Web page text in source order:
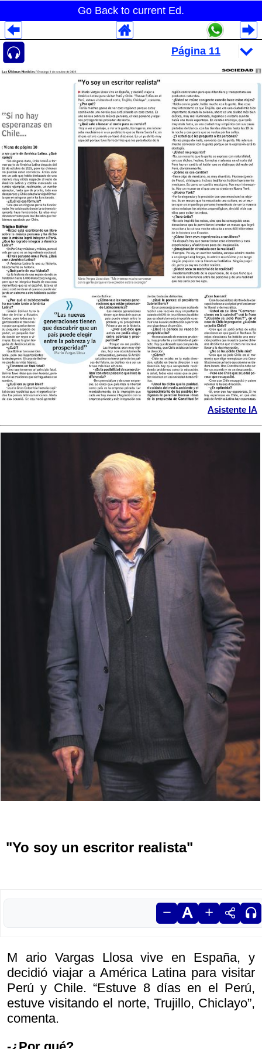
Go Back to current Ed.
Asistente IA
"Yo soy un escritor realista"
M ario Vargas Llosa vive en España, y
decidió viajar a América Latina para visitar
Perú y Chile. “Estuve 8 días en el Perú,
estuve visitando el norte, Trujillo, Chiclayo”,
comenta.
Despliegues Analytics
Despliegues Totales
Despliegues por Rubros